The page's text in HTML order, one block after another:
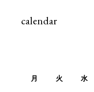
calendar
月 火 水